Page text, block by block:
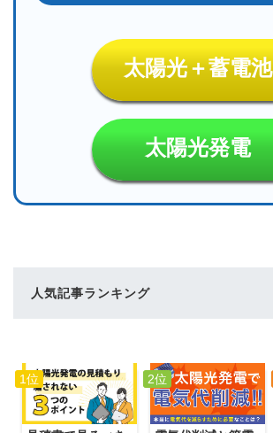
太陽光＋蓄電池
太陽光発電
人気記事ランキング
1位 2位